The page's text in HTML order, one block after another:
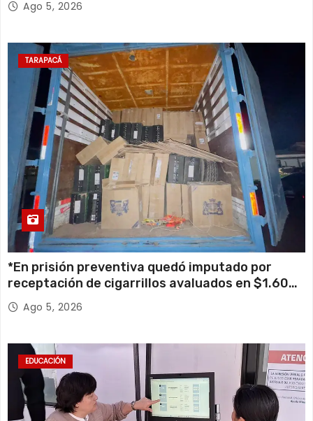
Ago 5, 2026
TARAPACÁ
*En prisión preventiva quedó imputado por
receptación de cigarrillos avaluados en $1.600
millones*
Ago 5, 2026
EDUCACIÓN